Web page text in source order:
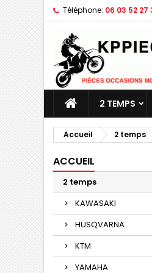
Téléphone: 06 03 52 27
2 TEMPS
Accueil 2 temps
ACCUEIL
2 temps
KAWASAKI
HUSQVARNA
KTM
YAMAHA